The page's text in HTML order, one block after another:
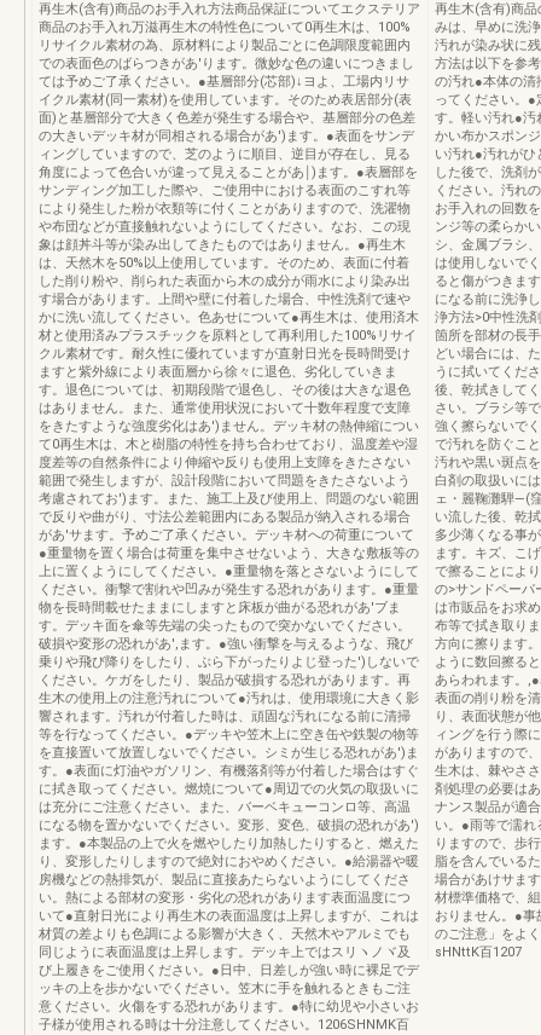
再生木(含有)商品のお手入れ方法商品保証についてエクステリア
商品のお手入れ万滋再生木の特性色について0再生木は、100%
リサイクル素材の為、原材料により製品ごとに色調限度範囲内
での表面色のばらつきがあ'ります。微妙な色の違いにつきまし
ては予めご了承ください。●基層部分(芯部)↓ヨよ、工場内リサ
イクル素材(同一素材)を使用しています。そのため表居部分(表
面)と基層部分で大きく色差が発生する場合や、基層部分の色差
の大きいデッキ材が同相される場合があ')ます。●表面をサンデ
ィングしていますので、芝のように順目、逆目が存在し、見る
角度によって色合いが違って見えることがあ￨)ます。●表層部を
サンディング加工した際や、ご使用中における表面のこすれ等
により発生した粉が衣類等に付くことがありますので、洗濯物
や布団などが直接触れないようにしてください。なお、この現
象は顔丼斗等が染み出してきたものではありません。●再生木
は、天然木を50%以上使用しています。そのため、表面に付着
した削り粉や、削られた表面から木の成分が雨水により染み出
す場合があります。上間や壁に付着した場合、中性洗剤で速や
かに洗い流してください。色あせについて●再生木は、使用済木
材と使用済みプラスチックを原料として再利用した100%リサイ
クル素材です。耐久性に優れていますが直射日光を長時間受け
ますと紫外線により表面層から徐々に退色、劣化していきま
す。退色については、初期段階で退色し、その後は大きな退色
はありません。また、通常使用状況において十数年程度で支障
をきたすような強度劣化はあ')ません。デッキ材の熱伸縮につい
て0再生木は、木と樹脂の特性を持ち合わせており、温度差や湿
度差等の自然条件により伸縮や反りも使用上支障をきたさない
範囲で発生しますが、設計段階において問題をきたさないよう
考慮されてお')ます。また、施工上及び使用上、問題のない範囲
で反りや曲がり、寸法公差範囲内にある製品が納入される場合
があ'サます。予めご了承ください。デッキ材への荷重について
●重量物を置く場合は荷重を集中させないよう、大きな敷板等の
上に置くようにしてください。●重量物を落とさないようにして
ください。衝撃で割れや凹みが発生する恐れがあります。●重量
物を長時間載せたままにしますと床板が曲がる恐れがあ'ブま
す。デッキ面を傘等先端の尖ったもので突かないでください。
破損や変形の恐れがあ',ます。●強い衝撃を与えるような、飛び
乗りや飛び降りをしたり、ぶら下がったりよじ登った')しないで
ください。ケガをしたり、製品が破損する恐れがあります。再
生木の使用上の注意汚れについて●汚れは、使用環境に大きく影
響されます。汚れが付着した時は、頑固な汚れになる前に清掃
等を行なってください。●デッキや笠木上に空き缶や鉄製の物等
を直接置いて放置しないでください。シミが生じる恐れがあ')ま
す。●表面に灯油やガソリン、有機落剤等が付着した場合はすぐ
に拭き取ってください。燃焼について●周辺での火気の取扱いに
は充分にご注意ください。また、バーベキューコンロ等、高温
になる物を置かないでください。変形、変色、破損の恐れがあ')
ます。●本製品の上で火を燃やしたり加熱したりすると、燃えた
り、変形したりしますので絶対におやめください。●給湯器や暖
房機などの熱排気が、製品に直接あたらないようにしてくださ
い。熱による部材の変形・劣化の恐れがあります表面温度につ
いて●直射日光により再生木の表面温度は上昇しますが、これは
材質の差よりも色調による影響が大きく、天然木やアルミでも
同じように表面温度は上昇します。デッキ上ではスリヽノヾ及
び上履きをご使用ください。●日中、日差しが強い時に裸足でデ
ッキの上を歩かないでください。笠木に手を触れるときもご注
意ください。火傷をする恐れがあります。●特に幼児や小さいお
子様が使用される時は十分注意してください。1206SHNMK百
再生木(含有)商
みは、早めに洗
汚れが染み状に
方法は以下を参
の汚れ●本体の清
ってください。●
す。軽い汚れ●汚
かい布かスポン
い汚れ●汚れがひ
した後で、洗剤
ください。汚れ
お手入れの回数
ンジ等の柔らか
シ、金属ブラシ
は使用しないで
ると傷がつきま
になる前に洗浄
浄方法>0中性洗
箇所を部材の長
どい場合には、
うに拭いてくだ
後、乾拭きして
さい。ブラシ等
強く擦らないで
で汚れを防ぐこ
汚れや黒い斑点
白剤の取扱いに
ェ・麗鞠灘騨―(
い流した後、乾
多少薄くなる事
ます。キズ、こ
で擦ることによ
の>サンドペーパ
は市販品をお求
布等で拭き取り
方向に擦ります
ように数回擦る
あらわれます。
表面の削り粉を
り、表面状態が
ィングを行う際
がありますので
生木は、棘やさ
剤処理の必要は
ナンス製品が適
い。●雨等で濡れ
りますので、歩
脂を含んでいる
場合があけサま
材標準価格で、
おりません。●事
のご注意」をよ
sHNttK百1207